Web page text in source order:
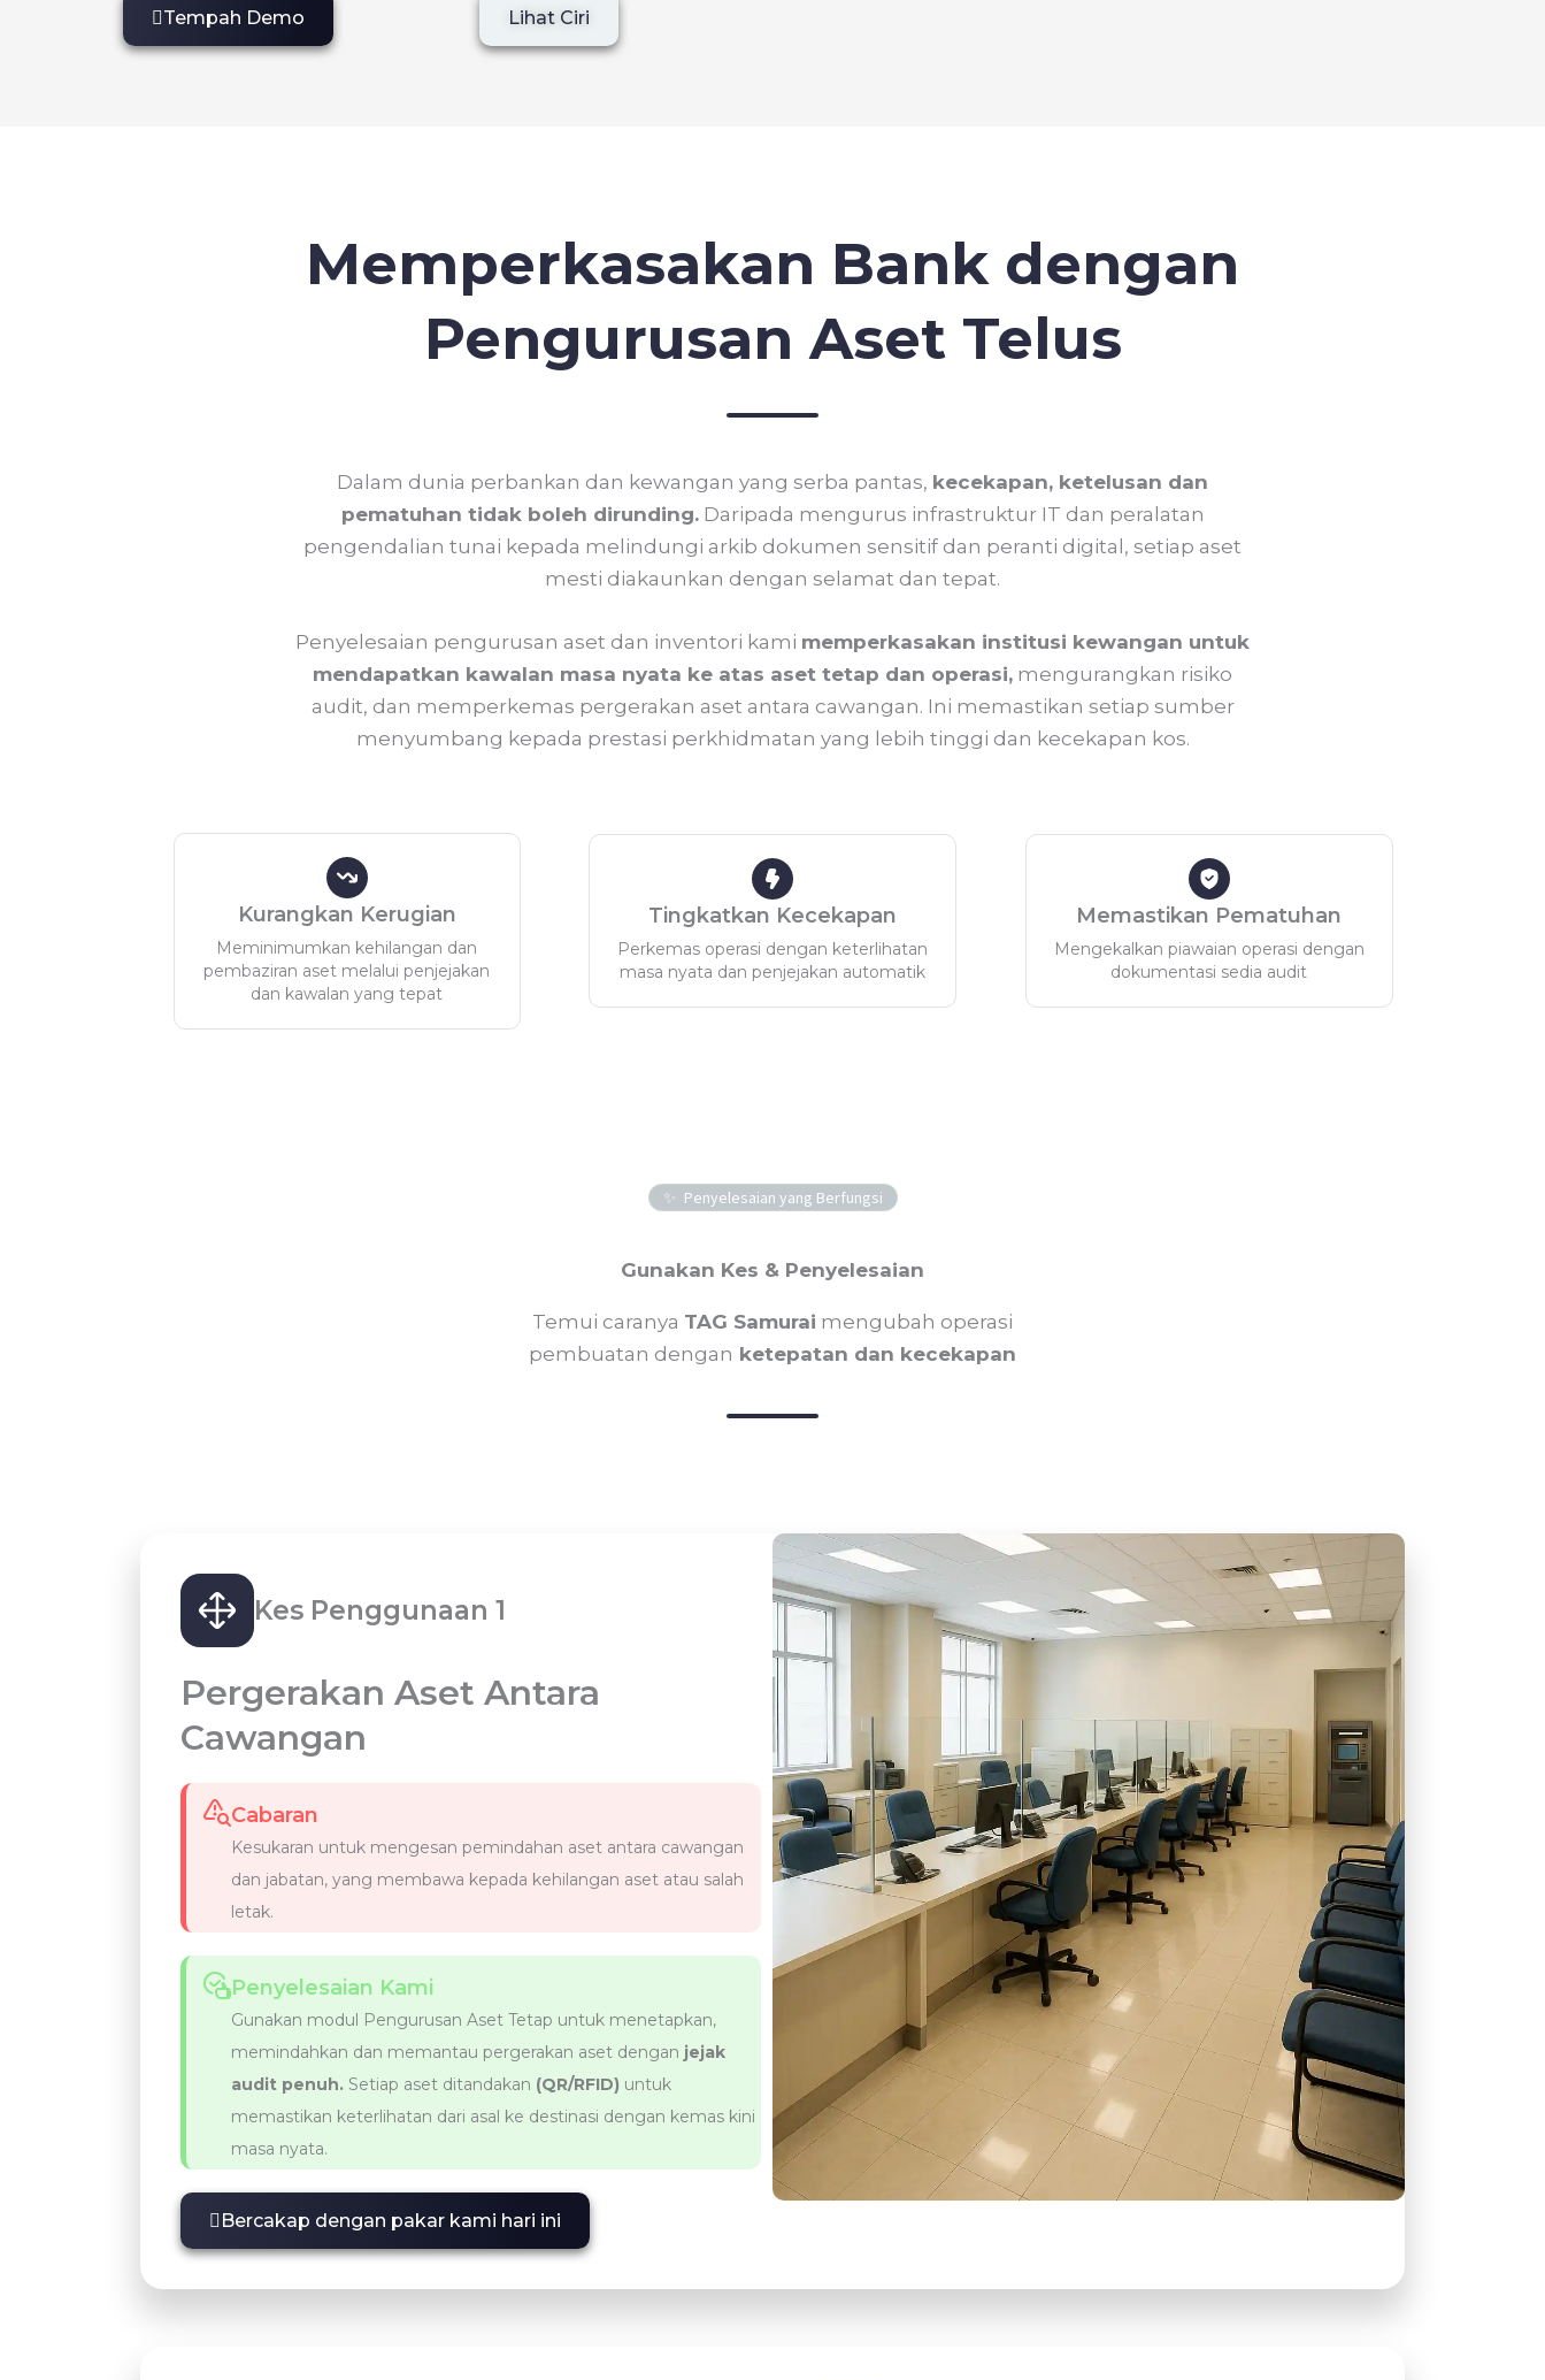
Tempah Demo Lihat Ciri
Memperkasakan Bank dengan
Pengurusan Aset Telus
Dalam dunia perbankan dan kewangan yang serba pantas, kecekapan, ketelusan dan
pematuhan tidak boleh dirunding.Daripada mengurus infrastruktur IT dan peralatan
pengendalian tunai kepada melindungi arkib dokumen sensitif dan peranti digital, setiap aset
mesti diakaunkan dengan selamat dan tepat.
Penyelesaian pengurusan aset dan inventori kami memperkasakan institusi kewangan untuk
mendapatkan kawalan masa nyata ke atas aset tetap dan operasi, mengurangkan risiko
audit, dan memperkemas pergerakan aset antara cawangan. Ini memastikan setiap sumber
menyumbang kepada prestasi perkhidmatan yang lebih tinggi dan kecekapan kos.
Kurangkan Kerugian
Meminimumkan kehilangan dan
pembaziran aset melalui penjejakan
dan kawalan yang tepat
Tingkatkan Kecekapan
Perkemas operasi dengan keterlihatan
masa nyata dan penjejakan automatik
Memastikan Pematuhan
Mengekalkan piawaian operasi dengan
dokumentasi sedia audit
Penyelesaian yang Berfungsi
Gunakan Kes & Penyelesaian
Temui caranya TAG Samurai mengubah operasi
pembuatan dengan ketepatan dan kecekapan
Kes Penggunaan 1
Pergerakan Aset Antara
Cawangan
Cabaran
Kesukaran untuk mengesan pemindahan aset antara cawangan
dan jabatan, yang membawa kepada kehilangan aset atau salah
letak.
Penyelesaian Kami
Gunakan modul Pengurusan Aset Tetap untuk menetapkan,
memindahkan dan memantau pergerakan aset dengan jejak
audit penuh. Setiap aset ditandakan (QR/RFID) untuk
memastikan keterlihatan dari asal ke destinasi dengan kemas kini
masa nyata.
Bercakap dengan pakar kami hari ini